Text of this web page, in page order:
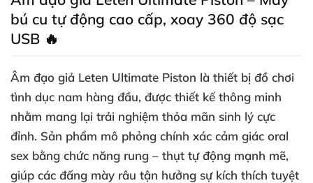
bú cu tự động cao cấp, xoay 360 độ sạc
USB 🔥
Âm đạo giả Leten Ultimate Piston là thiết bị đồ chơi
tình dục nam hàng đầu, được thiết kế thông minh
nhằm mang lại trải nghiệm thỏa mãn sinh lý cực
đỉnh. Sản phẩm mô phỏng chính xác cảm giác oral
sex bằng chức năng rung – thụt tự động mạnh mẽ,
giúp các đấng mày râu tận hưởng sự kích thích tuyệt